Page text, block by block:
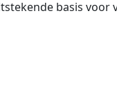
basis voor